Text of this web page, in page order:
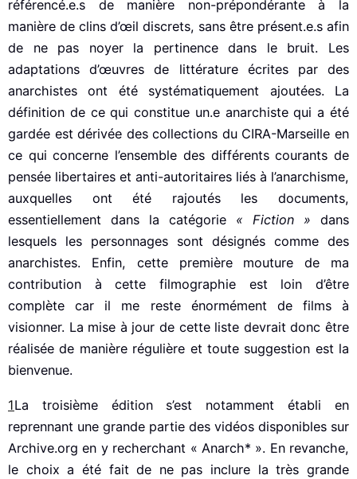
référencé.e.s de manière non-prépondérante à la
manière de clins d’œil discrets, sans être présent.e.s afin
de ne pas noyer la pertinence dans le bruit. Les
adaptations d’œuvres de littérature écrites par des
anarchistes ont été systématiquement ajoutées. La
définition de ce qui constitue un.e anarchiste qui a été
gardée est dérivée des collections du CIRA-Marseille en
ce qui concerne l’ensemble des différents courants de
pensée libertaires et anti-autoritaires liés à l’anarchisme,
auxquelles ont été rajoutés les documents,
essentiellement dans la catégorie « Fiction » dans
lesquels les personnages sont désignés comme des
anarchistes. Enfin, cette première mouture de ma
contribution à cette filmographie est loin d’être
complète car il me reste énormément de films à
visionner. La mise à jour de cette liste devrait donc être
réalisée de manière régulière et toute suggestion est la
bienvenue.
1La troisième édition s’est notamment établi en
reprennant une grande partie des vidéos disponibles sur
Archive.org en y recherchant « Anarch* ». En revanche,
le choix a été fait de ne pas inclure la très grande